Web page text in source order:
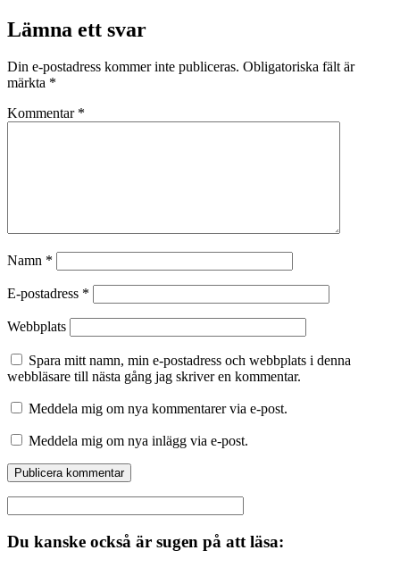
Lämna ett svar
Din e-postadress kommer inte publiceras. Obligatoriska fält är
märkta *
Kommentar *
Namn *
E-postadress *
Webbplats
Spara mitt namn, min e-postadress och webbplats i denna
webbläsare till nästa gång jag skriver en kommentar.
Meddela mig om nya kommentarer via e-post.
Meddela mig om nya inlägg via e-post.
Du kanske också är sugen på att läsa: